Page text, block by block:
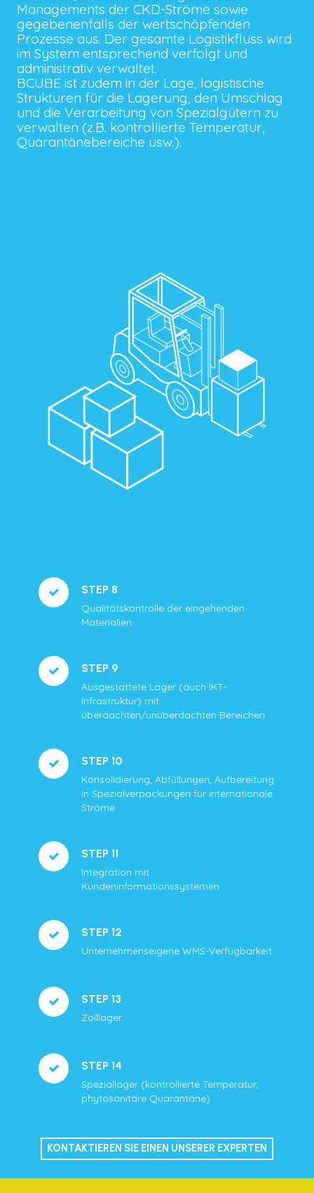
Managements der CKD-Ströme sowie
gegebenenfalls der wertschöpfenden
Prozesse aus. Der gesamte Logistikfluss wird
im System entsprechend verfolgt und
administrativ verwaltet.
BCUBE ist zudem in der Lage, logistische
Strukturen für die Lagerung, den Umschlag
und die Verarbeitung von Spezialgütern zu
verwalten (z.B. kontrollierte Temperatur,
Quarantänebereiche usw.).
STEP 8
Qualitätskontrolle der eingehenden
Materialien
STEP 9
Ausgestattete Lager (auch IKT-
Infrastruktur) mit
überdachten/unüberdachten Bereichen
STEP 10
Konsolidierung, Abfüllungen, Aufbereitung
in Spezialverpackungen für internationale
Ströme
STEP 11
Integration mit
Kundeninformationssystemen
STEP 12
Unternehmenseigene WMS-Verfügbarkeit
STEP 13
Zolllager
STEP 14
Speziallager (kontrollierte Temperatur,
phytosanitäre Quarantäne)
KONTAKTIEREN SIE EINEN UNSERER EXPERTEN